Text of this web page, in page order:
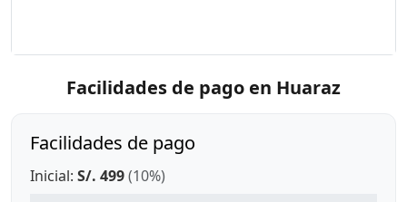
Facilidades de pago en Huaraz
Facilidades de pago
Inicial: S/. 499(10%)